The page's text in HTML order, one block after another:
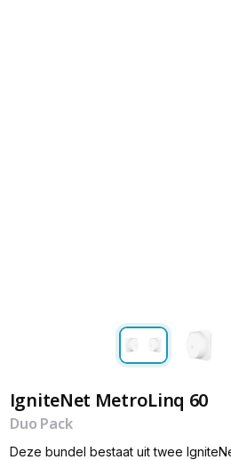
IgniteNet MetroLinq 60
Duo Pack
Deze bundel bestaat uit twee